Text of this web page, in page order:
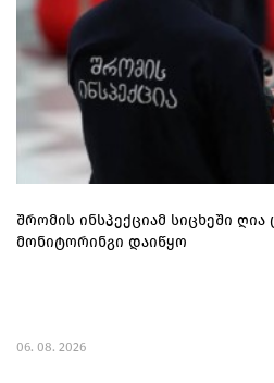
შრომის ინსპექციამ სიცხეში ღია
მონიტორინგი დაიწყო
06. 08. 2026